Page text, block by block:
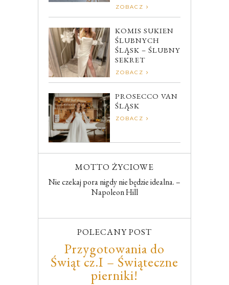
ZOBACZ
KOMIS SUKIEN
ŚLUBNYCH
ŚLĄSK – ŚLUBNY
SEKRET
ZOBACZ
PROSECCO VAN
ŚLĄSK
ZOBACZ
MOTTO ŻYCIOWE
Nie czekaj pora nigdy nie będzie idealna. –
Napoleon Hill
POLECANY POST
Przygotowania do
Świąt cz.I – Świąteczne
pierniki!